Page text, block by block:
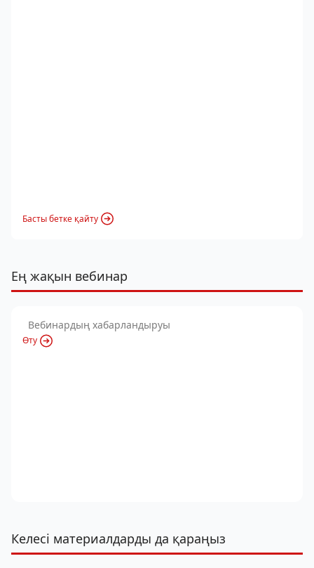
Басты бетке қайту
Ең жақын вебинар
Вебинардың хабарландыруы
Өту
Келесі материалдарды да қараңыз